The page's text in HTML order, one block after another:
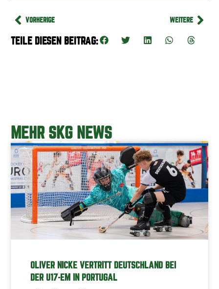
VORHERIGE WEITERE
TEILE DIESEN BEITRAG:
MEHR SKG NEWS
OLIVER NICKE VERTRITT DEUTSCHLAND BEI
DER U17-EM IN PORTUGAL